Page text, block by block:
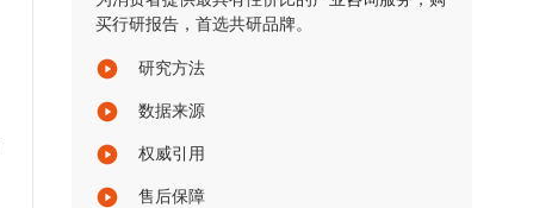
买行研报告，首选共研品牌。
研究方法
数据来源
权威引用
售后保障